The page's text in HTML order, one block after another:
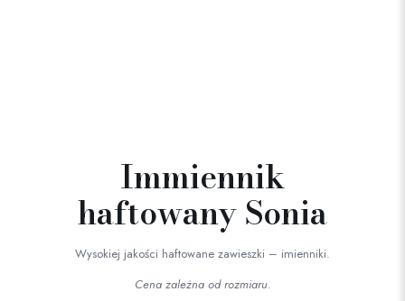
Immiennik
haftowany Sonia
Wysokiej jakości haftowane zawieszki – imienniki.
Cena zależna od rozmiaru.